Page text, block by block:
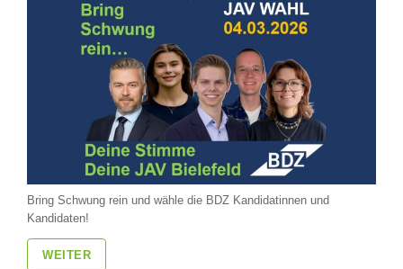
Bring Schwung rein und wähle die BDZ Kandidatinnen und
Kandidaten!
WEITER